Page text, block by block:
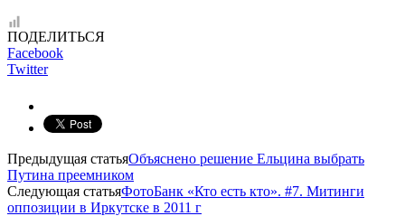
ПОДЕЛИТЬСЯ
Facebook
Twitter
Предыдущая статьяОбъяснено решение Ельцина выбрать
Путина преемником
Следующая статьяФотоБанк «Кто есть кто». #7. Митинги
оппозиции в Иркутске в 2011 г